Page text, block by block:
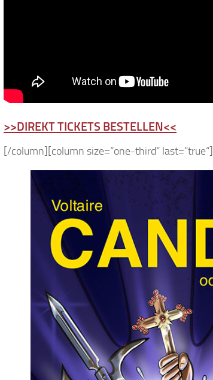
>>DIREKT TICKETS BESTELLEN<<
[/column][column size=“one-third“ last=“true“]